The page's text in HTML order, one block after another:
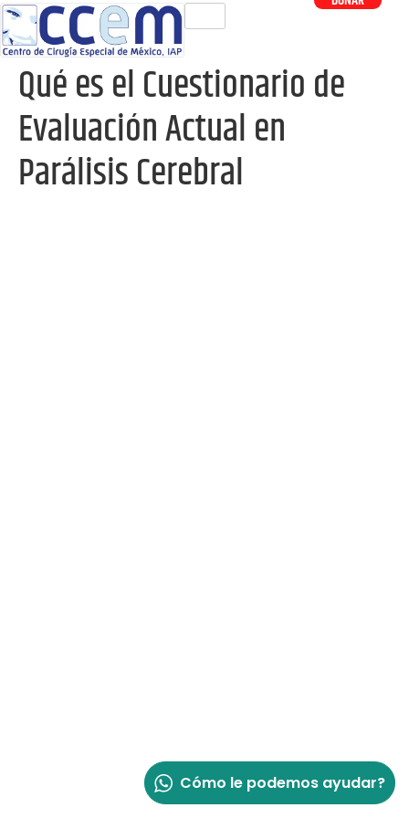
Qué es el Cuestionario de
Evaluación Actual en
Parálisis Cerebral
Cómo le podemos ayudar?